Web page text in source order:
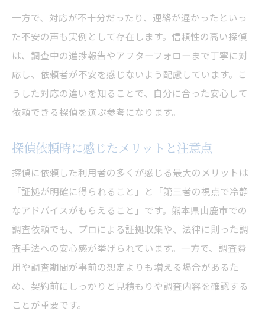
一方で、対応が不十分だったり、連絡が遅かったといっ
た不安の声も実例として存在します。信頼性の高い探偵
は、調査中の進捗報告やアフターフォローまで丁寧に対
応し、依頼者が不安を感じないよう配慮しています。こ
うした対応の違いを知ることで、自分に合った安心して
依頼できる探偵を選ぶ参考になります。
探偵依頼時に感じたメリットと注意点
探偵に依頼した利用者の多くが感じる最大のメリットは
「証拠が明確に得られること」と「第三者の視点で冷静
なアドバイスがもらえること」です。熊本県山鹿市での
調査依頼でも、プロによる証拠収集や、法律に則った調
査手法への安心感が挙げられています。一方で、調査費
用や調査期間が事前の想定よりも増える場合があるた
め、契約前にしっかりと見積もりや調査内容を確認する
ことが重要です。